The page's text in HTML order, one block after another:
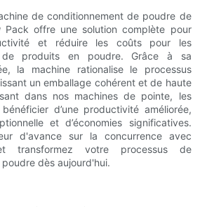
de conditionnement de poudre de
Pack offre une solution complète pour
et réduire les coûts pour les
de produits en poudre. Grâce à sa
la machine rationalise le processus
un emballage cohérent et de haute
dans nos machines de pointe, les
d’une productivité améliorée,
et d’économies significatives.
d'avance sur la concurrence avec
transformez votre processus de
dès aujourd'hui.